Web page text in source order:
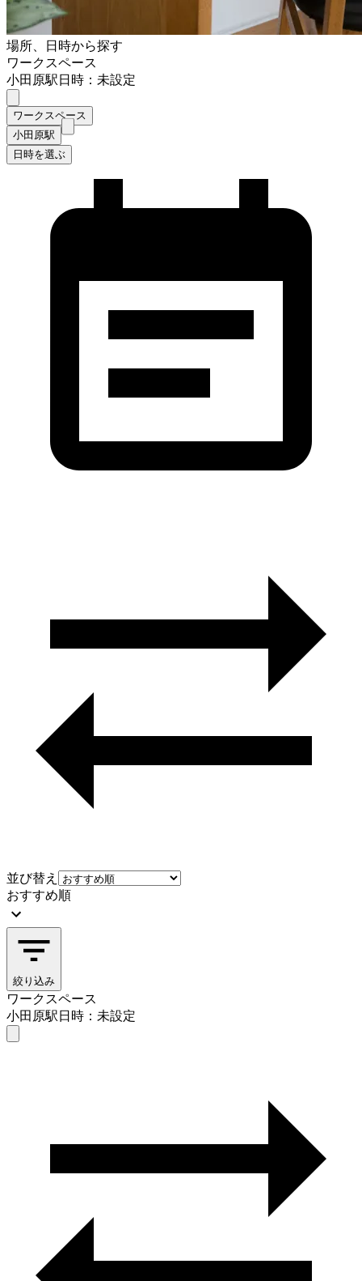
場所、日時から探す
ワークスペース
小田原駅日時：未設定
ワークスペース
小田原駅
日時を選ぶ
並び替え
おすすめ順
絞り込み
ワークスペース
小田原駅日時：未設定